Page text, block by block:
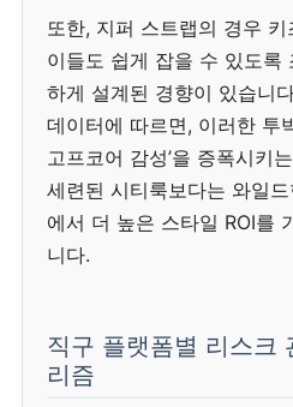
또한, 지퍼 스트랩의 경우
이들도 쉽게 잡을 수 있도록
하게 설계된 경향이 있습니
데이터에 따르면, 이러한 투
고프코어 감성’을 증폭시키
세련된 시티룩보다는 와일
에서 더 높은 스타일 ROI를
니다.
직구 플랫폼별 리스크
리즘